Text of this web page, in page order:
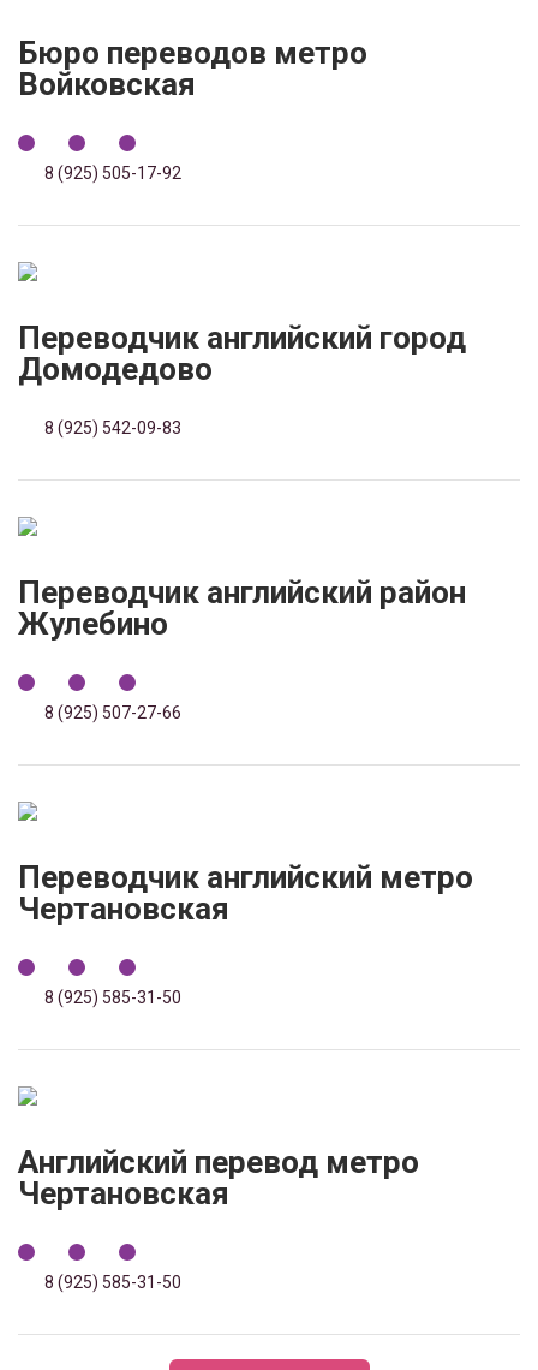
Бюро переводов метро
Войковская
8 (925) 505-17-92
Переводчик английский город
Домодедово
8 (925) 542-09-83
Переводчик английский район
Жулебино
8 (925) 507-27-66
Переводчик английский метро
Чертановская
8 (925) 585-31-50
Английский перевод метро
Чертановская
8 (925) 585-31-50